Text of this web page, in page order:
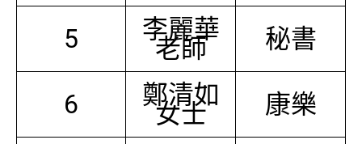
5 李麗華
老師 秘書
6 鄭清如
女士 康樂